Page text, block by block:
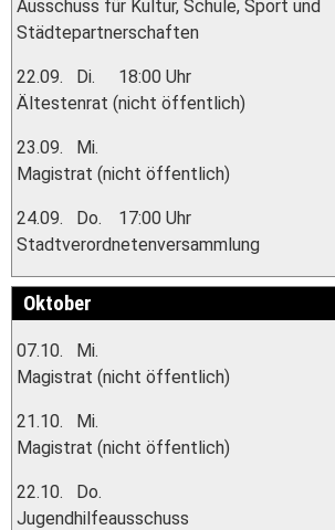
Ausschuss für Kultur, Schule, Sport und
Städtepartnerschaften
22.09. Di.
18:00 Uhr
Ältestenrat (nicht öffentlich)
23.09.
Mi.
Magistrat (nicht öffentlich)
24.09. Do.
17:00 Uhr
Stadtverordnetenversammlung
Oktober
07.10.
Mi.
Magistrat (nicht öffentlich)
21.10.
Mi.
Magistrat (nicht öffentlich)
22.10.
Do.
Jugendhilfeausschuss